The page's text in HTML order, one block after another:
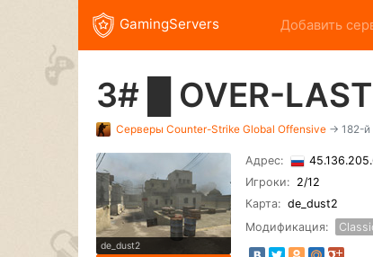
GamingServers Добавить
3# █ OVER-
Серверы Counter-Strike Global Offensive → 182-й
de_dust2
Адрес:
Игроки: 2/12
Карта: de_dust2
Модификация: